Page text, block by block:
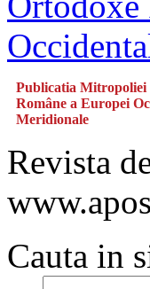
Publicatia Mitropoliei
Române a Europei
Meridionale
Revista
Cauta in